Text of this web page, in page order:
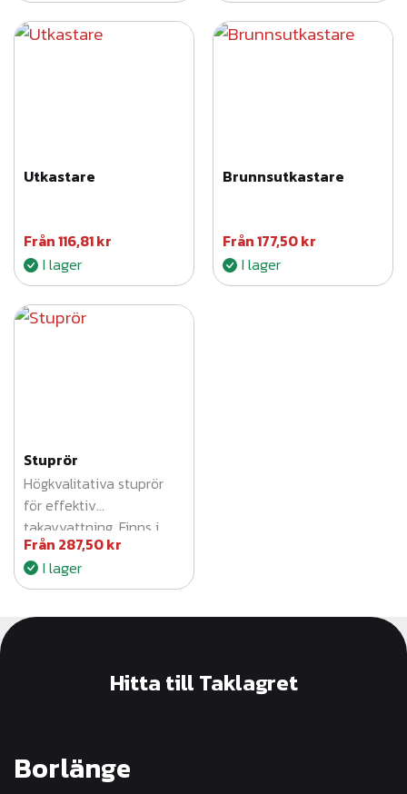
Utkastare
Från116,81kr
I lager
Brunnsutkastare
Från177,50kr
I lager
Stuprör
Högkvalitativa stuprör
för effektiv
takavvattning. Finns i
silver, svart, vit samt flera
längder och dimensioner.
Säkerställer optimal
vattenavledning.
Från 287,50kr
I lager
Hitta till Taklagret
Borlänge